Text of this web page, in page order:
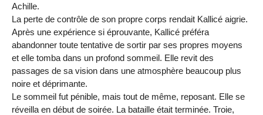
Achille.
La perte de contrôle de son propre corps rendait Kallicé aigrie.
Après une expérience si éprouvante, Kallicé préféra
abandonner toute tentative de sortir par ses propres moyens
et elle tomba dans un profond sommeil. Elle revit des
passages de sa vision dans une atmosphère beaucoup plus
noire et déprimante.
Le sommeil fut pénible, mais tout de même, reposant. Elle se
réveilla en début de soirée. La bataille était terminée. Troie,